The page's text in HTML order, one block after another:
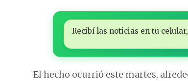
Recibí las noticias en tu
El hecho ocurrió este martes,